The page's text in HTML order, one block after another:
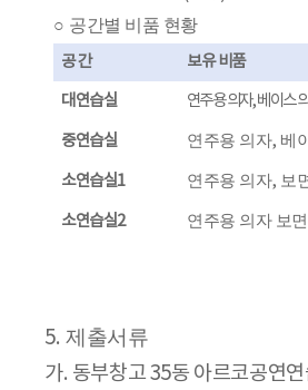
○ 공간별 비품 현황
공 간
보유 비품
대연습실 연주용 의자,베이스
중연습실 연주용 의자, 베
소연습실1 연주용 의자, 보
소연습실2 연주용 의자 보
5. 제출서류
가. 동부창고35동 아르코공연연